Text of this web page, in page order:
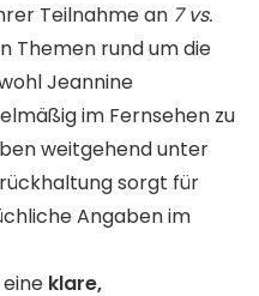
Teilnahme an 7 vs.
Themen rund um die
Jeannine
im Fernsehen zu
weitgehend unter
sorgt für
Angaben im
klare,